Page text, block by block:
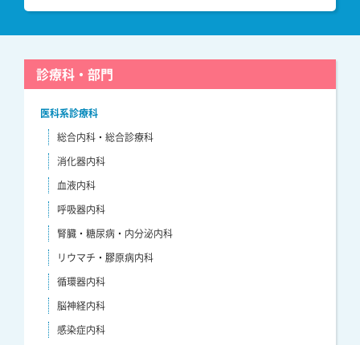
診療科・部門
医科系診療科
総合内科・総合診療科
消化器内科
血液内科
呼吸器内科
腎臓・糖尿病・内分泌内科
リウマチ・膠原病内科
循環器内科
脳神経内科
感染症内科